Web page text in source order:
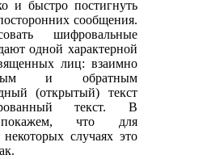
и быстро постигнуть
сообщения.
шифровальные
одной характерной
лиц: взаимно
и обратным
(открытый) текст
текст. В
что для
случаях это